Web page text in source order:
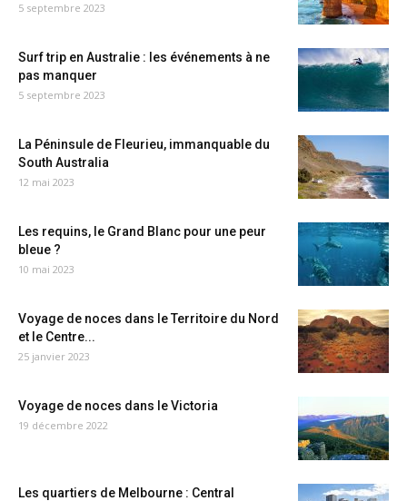
5 septembre 2023
Surf trip en Australie : les événements à ne
pas manquer
5 septembre 2023
La Péninsule de Fleurieu, immanquable du
South Australia
12 mai 2023
Les requins, le Grand Blanc pour une peur
bleue ?
10 mai 2023
Voyage de noces dans le Territoire du Nord
et le Centre...
25 janvier 2023
Voyage de noces dans le Victoria
19 décembre 2022
Les quartiers de Melbourne : Central